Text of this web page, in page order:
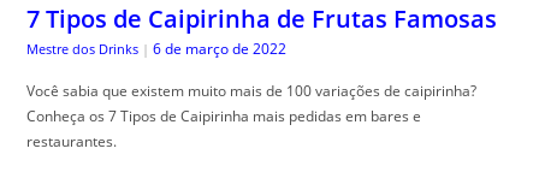
7 Tipos de Caipirinha de Frutas Famosas
Mestre dos Drinks | 6 de março de 2022
Você sabia que existem muito mais de 100 variações de caipirinha?
Conheça os 7 Tipos de Caipirinha mais pedidas em bares e
restaurantes.